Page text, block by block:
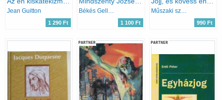
Jean Guitton
1 290 Ft
Békés Gellért-Dr. Varga László
1 100 Ft
Műszaki szerk.: Tiszai Tibor-Karay Tivadar
990 Ft
PARTNER PARTNER